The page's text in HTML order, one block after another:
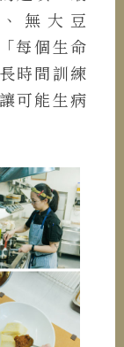
無大豆
每個生命
時間訓練
可能生病